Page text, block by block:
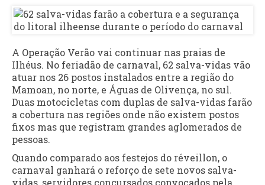
A Operação Verão vai continuar nas praias de
Ilhéus. No feriadão de carnaval, 62 salva-vidas vão
atuar nos 26 postos instalados entre a região do
Mamoan, no norte, e Águas de Olivença, no sul.
Duas motocicletas com duplas de salva-vidas farão
a cobertura nas regiões onde não existem postos
fixos mas que registram grandes aglomerados de
pessoas.
Quando comparado aos festejos do réveillon, o
carnaval ganhará o reforço de sete novos salva-